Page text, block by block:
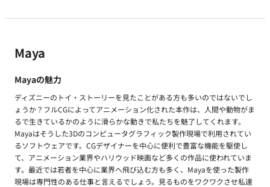
Maya
Mayaの魅力
ディズニーのトイ・ストーリーを見たことがある方も多いのではないでし
ょうか？フルCGによってアニメーション化された本作は、人間や動物がま
るで生きているかのように滑らかな動きで私たちを魅了してくれます。
Mayaはそうした3Dのコンピュータグラフィック製作現場で利用されてい
るソフトウェアです。CGデザイナーを中心に便利で豊富な機能を駆使し
て、アニメーション業界やハリウッド映画など多くの作品に使われていま
す。最近では若者を中心に業界へ飛び込む方も多く、Mayaを使った製作
現場は専門性のある仕事と言えるでしょう。見るものをワクワクさせ私達